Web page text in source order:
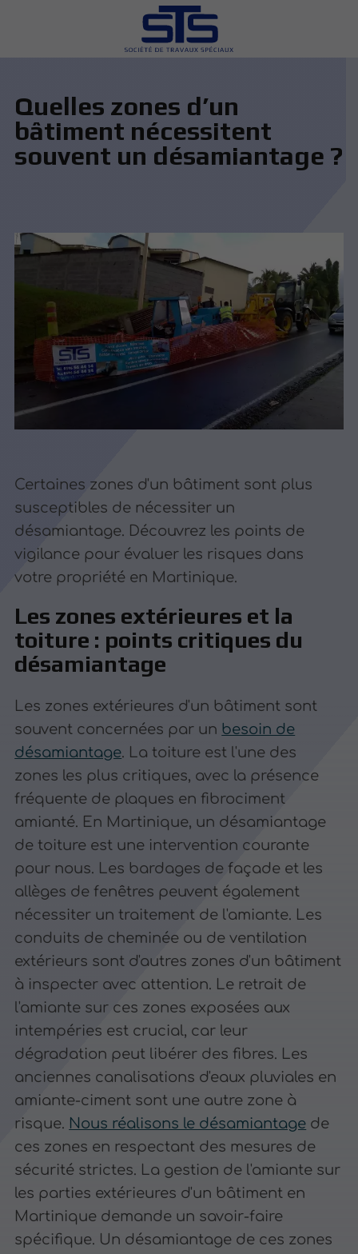
Quelles zones d’un
bâtiment nécessitent
souvent un désamiantage ?
Certaines zones d'un bâtiment sont plus
susceptibles de nécessiter un
désamiantage. Découvrez les points de
vigilance pour évaluer les risques dans
votre propriété en Martinique.
Les zones extérieures et la
toiture : points critiques du
désamiantage
Les zones extérieures d'un bâtiment sont
souvent concernées par un besoin de
désamiantage. La toiture est l'une des
zones les plus critiques, avec la présence
fréquente de plaques en fibrociment
amianté. En Martinique, un désamiantage
de toiture est une intervention courante
pour nous. Les bardages de façade et les
allèges de fenêtres peuvent également
nécessiter un traitement de l'amiante. Les
conduits de cheminée ou de ventilation
extérieurs sont d'autres zones d'un bâtiment
à inspecter avec attention. Le retrait de
l'amiante sur ces zones exposées aux
intempéries est crucial, car leur
dégradation peut libérer des fibres. Les
anciennes canalisations d'eaux pluviales en
amiante-ciment sont une autre zone à
risque. Nous réalisons le désamiantage de
ces zones en respectant des mesures de
sécurité strictes. La gestion de l'amiante sur
les parties extérieures d'un bâtiment en
Martinique demande un savoir-faire
spécifique. Un désamiantage de ces zones